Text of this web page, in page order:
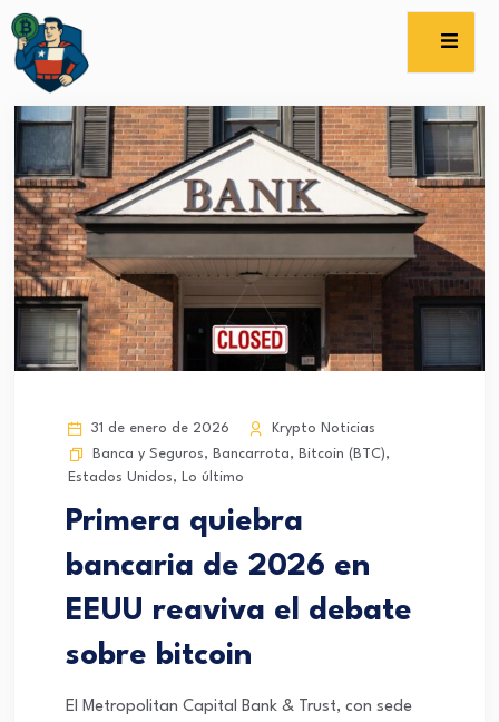
31 de enero de 2026
Krypto Noticias
Banca y Seguros, Bancarrota, Bitcoin (BTC),
Estados Unidos, Lo último
Primera quiebra
bancaria de 2026 en
EEUU reaviva el debate
sobre bitcoin
El Metropolitan Capital Bank & Trust, con sede